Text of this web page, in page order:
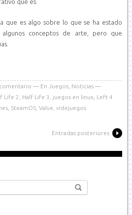
que es algo sobre lo que se ha estado
conceptos de arte, pero que
comentario En Juegos Noticias
Life 2 Half Life 3 juegos en linux
Left 4
SteamOS Valve videjuegos
Entradas posteriores